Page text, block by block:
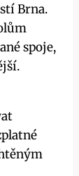
Brna.
spoje,